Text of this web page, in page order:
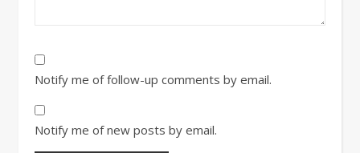
Notify me of follow-up comments by email.
Notify me of new posts by email.